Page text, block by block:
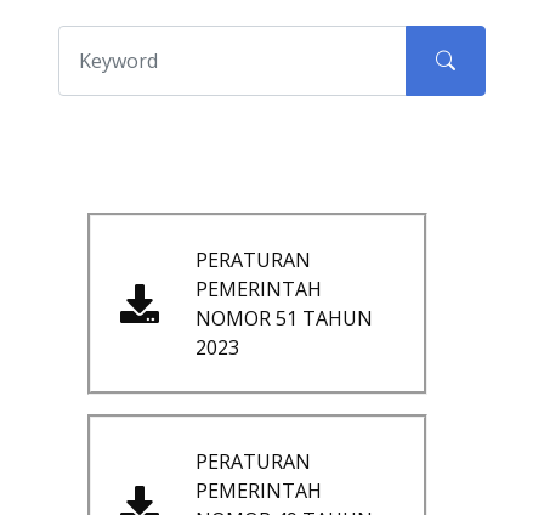
PERATURAN
PEMERINTAH
NOMOR 51 TAHUN
2023
PERATURAN
PEMERINTAH